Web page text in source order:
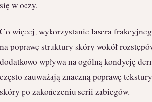
się w oczy.
Co więcej, wykorzystanie lasera
na poprawę struktury skóry wokół
dodatkowo wpływa na ogólną kondycję
często zauważają znaczną poprawę
skóry po zakończeniu serii zabiegów.